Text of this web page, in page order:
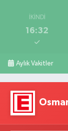
İKINDI
16:32
Aylık Vakitler